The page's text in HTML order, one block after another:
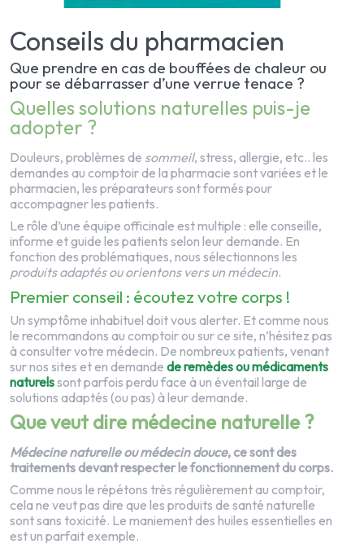
Conseils du pharmacien
Que prendre en cas de bouffées de chaleur ou
pour se débarrasser d’une verrue tenace ?
Quelles solutions naturelles puis-je
adopter ?
Douleurs, problèmes de sommeil, stress, allergie, etc.. les
demandes au comptoir de la pharmacie sont variées et le
pharmacien, les préparateurs sont formés pour
accompagner les patients.
Le rôle d’une équipe officinale est multiple : elle conseille,
informe et guide les patients selon leur demande. En
fonction des problématiques, nous sélectionnons les
produits adaptés ou orientons vers un médecin.
Premier conseil : écoutez votre corps !
Un symptôme inhabituel doit vous alerter. Et comme nous
le recommandons au comptoir ou sur ce site, n’hésitez pas
à consulter votre médecin. De nombreux patients, venant
sur nos sites et en demande de remèdes ou médicaments
naturelssont parfois perdu face à un éventail large de
solutions adaptés (ou pas) à leur demande.
Que veut dire médecine naturelle ?
Médecine naturelle ou médecin douce, ce sont des
traitements devant respecter le fonctionnement du corps.
Comme nous le répétons très régulièrement au comptoir,
cela ne veut pas dire que les produits de santé naturelle
sont sans toxicité. Le maniement des huiles essentielles en
est un parfait exemple.